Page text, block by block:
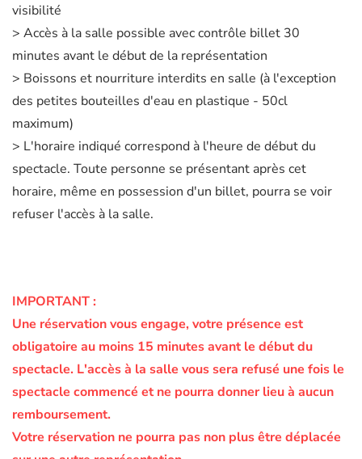
visibilité
> Accès à la salle possible avec contrôle billet 30
minutes avant le début de la représentation
> Boissons et nourriture interdits en salle (à l'exception
des petites bouteilles d'eau en plastique - 50cl
maximum)
> L'horaire indiqué correspond à l'heure de début du
spectacle. Toute personne se présentant après cet
horaire, même en possession d'un billet, pourra se voir
refuser l'accès à la salle.
IMPORTANT :
Une réservation vous engage, votre présence est
obligatoire au moins 15 minutes avant le début du
spectacle. L'accès à la salle vous sera refusé une fois le
spectacle commencé et ne pourra donner lieu à aucun
remboursement.
Votre réservation ne pourra pas non plus être déplacée